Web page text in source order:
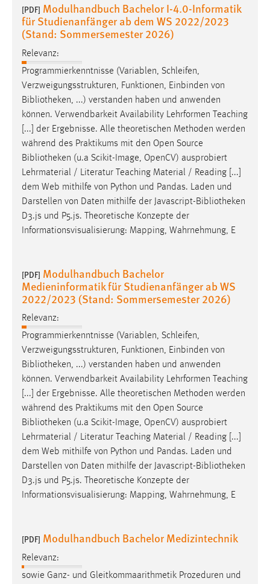
[PDF] Modulhandbuch Bachelor I-4.0-Informatik
für Studienanfänger ab dem WS 2022/2023
(Stand: Sommersemester 2026)
Relevanz:
Programmierkenntnisse (Variablen, Schleifen,
Verzweigungsstrukturen, Funktionen, Einbinden von
Bibliotheken, ...) verstanden haben und anwenden
können. Verwendbarkeit Availability Lehrformen Teaching
[...] der Ergebnisse. Alle theoretischen Methoden werden
während des Praktikums mit den Open Source
Bibliotheken (u.a Scikit-Image, OpenCV) ausprobiert
Lehrmaterial / Literatur Teaching Material / Reading [...]
dem Web mithilfe von Python und Pandas. Laden und
Darstellen von Daten mithilfe der Javascript-Bibliotheken
D3.js und P5.js. Theoretische Konzepte der
Informationsvisualisierung: Mapping, Wahrnehmung, E
[PDF] Modulhandbuch Bachelor
Medieninformatik für Studienanfänger ab WS
2022/2023 (Stand: Sommersemester 2026)
Relevanz:
Programmierkenntnisse (Variablen, Schleifen,
Verzweigungsstrukturen, Funktionen, Einbinden von
Bibliotheken, ...) verstanden haben und anwenden
können. Verwendbarkeit Availability Lehrformen Teaching
[...] der Ergebnisse. Alle theoretischen Methoden werden
während des Praktikums mit den Open Source
Bibliotheken (u.a Scikit-Image, OpenCV) ausprobiert
Lehrmaterial / Literatur Teaching Material / Reading [...]
dem Web mithilfe von Python und Pandas. Laden und
Darstellen von Daten mithilfe der Javascript-Bibliotheken
D3.js und P5.js. Theoretische Konzepte der
Informationsvisualisierung: Mapping, Wahrnehmung, E
[PDF] Modulhandbuch Bachelor Medizintechnik
Relevanz:
sowie Ganz- und Gleitkommaarithmetik Prozeduren und